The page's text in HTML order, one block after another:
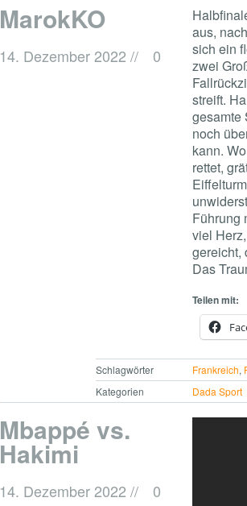
MarokKO
14. Dezember 2022 // 0
aus,
sich ein
zwei
streift.
gesamte
noch
kann.
rettet,
Führung
viel
gereicht,
Das
Teilen mit:
Schlagwörter Frankreich,
Kategorien
Dada Sport
Mbappé vs.
Hakimi
14. Dezember 2022 // 0